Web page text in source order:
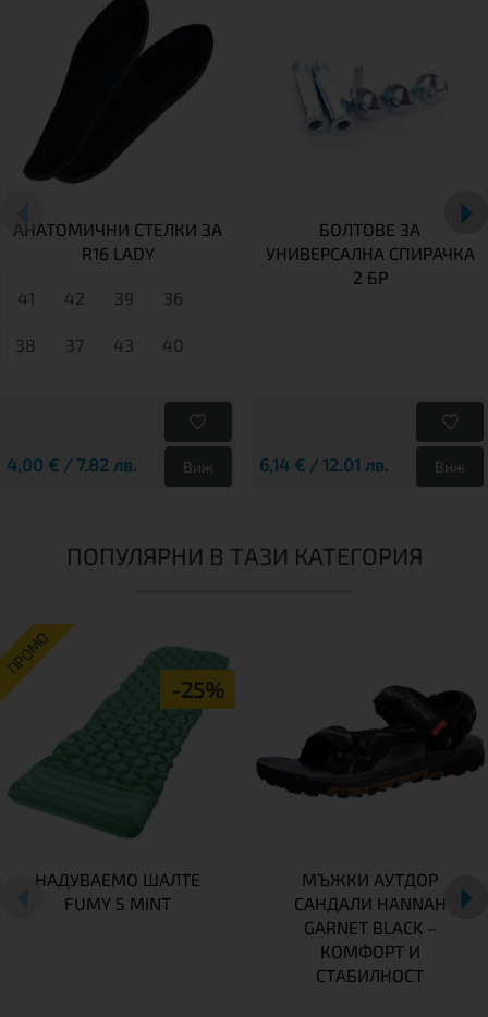
АНАТОМИЧНИ СТЕЛКИ ЗА
R16 LADY
41 42 39 36
38 37 43 40
4,00 € / 7.82 лв. Виж
БОЛТОВЕ ЗА
УНИВЕРСАЛНА СПИРАЧКА
2 БР
6,14 € / 12.01 лв. Виж
ПОПУЛЯРНИ В ТАЗИ КАТЕГОРИЯ
ПРОМО
-25%
НАДУВАЕМО ШАЛТЕ
FUMY 5 MINT
МЪЖКИ АУТДОР
САНДАЛИ HANNAH
GARNET BLACK –
КОМФОРТ И
СТАБИЛНОСТ